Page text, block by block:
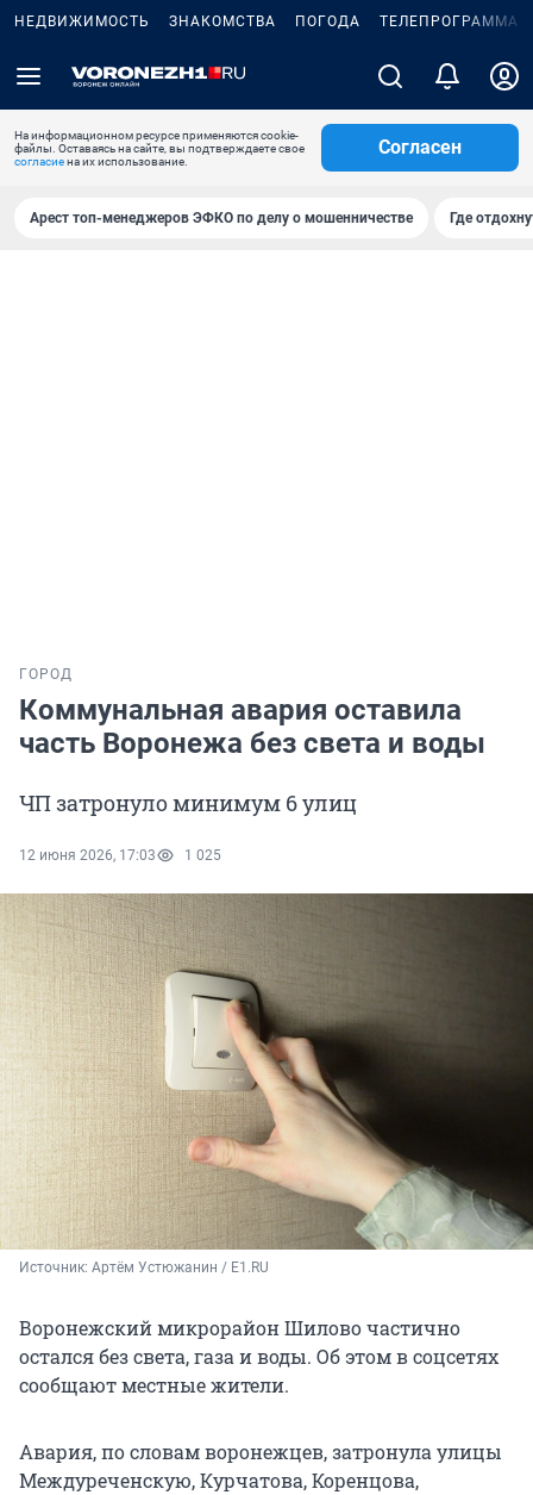
НЕДВИЖИМОСТЬ ЗНАКОМСТВА ПОГОДА ТЕЛЕПРОГРАММА
На информационном ресурсе применяются cookie-
файлы. Оставаясь на сайте, вы подтверждаете свое
согласиена их использование.
Согласен
Арест топ-менеджеров ЭФКО по делу о мошенничестве Где
ГОРОД
Коммунальная авария оставила
часть Воронежа без света и воды
ЧП затронуло минимум 6 улиц
12 июня 2026, 17:03 1 025
Источник: Артём Устюжанин / E1.RU
Воронежский микрорайон Шилово частично
остался без света, газа и воды. Об этом в соцсетях
сообщают местные жители.
Авария, по словам воронежцев, затронула улицы
Междуреченскую, Курчатова, Коренцова,